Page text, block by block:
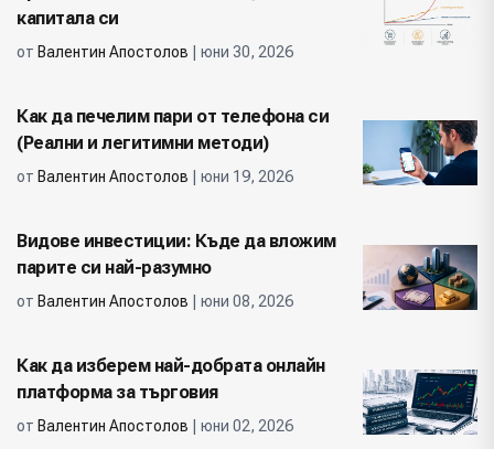
капитала си
от Валентин Апостолов | юни 30, 2026
Как да печелим пари от телефона си
(Реални и легитимни методи)
от Валентин Апостолов | юни 19, 2026
Видове инвестиции: Къде да вложим
парите си най-разумно
от Валентин Апостолов | юни 08, 2026
Как да изберем най-добрата онлайн
платформа за търговия
от Валентин Апостолов | юни 02, 2026